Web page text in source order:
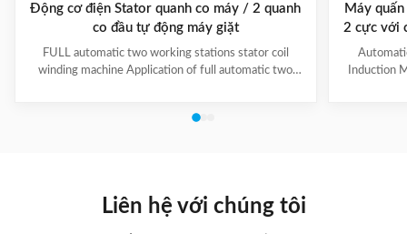
Động cơ điện Stator quanh co máy / 2 quanh
co đầu tự động máy giặt
FULL automatic two working stations stator coil
winding machine Application of full automatic two
poles, 4 poles and 6poles coils winding. 1. Main
Winding speed ≤2500RPM Max stator OD 160mm
Máy
2 cực với
Induction
Liên hệ với chúng tôi